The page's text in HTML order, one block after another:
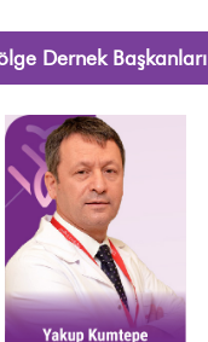
Dernek Başkanları